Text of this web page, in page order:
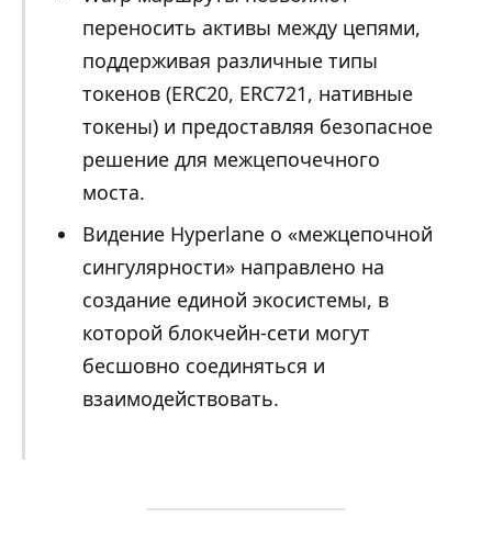
переносить активы между цепями,
поддерживая различные типы
токенов (ERC20, ERC721, нативные
токены) и предоставляя безопасное
решение для межцепочечного
моста.
Видение Hyperlane о «межцепочной
сингулярности» направлено на
создание единой экосистемы, в
которой блокчейн-сети могут
бесшовно соединяться и
взаимодействовать.